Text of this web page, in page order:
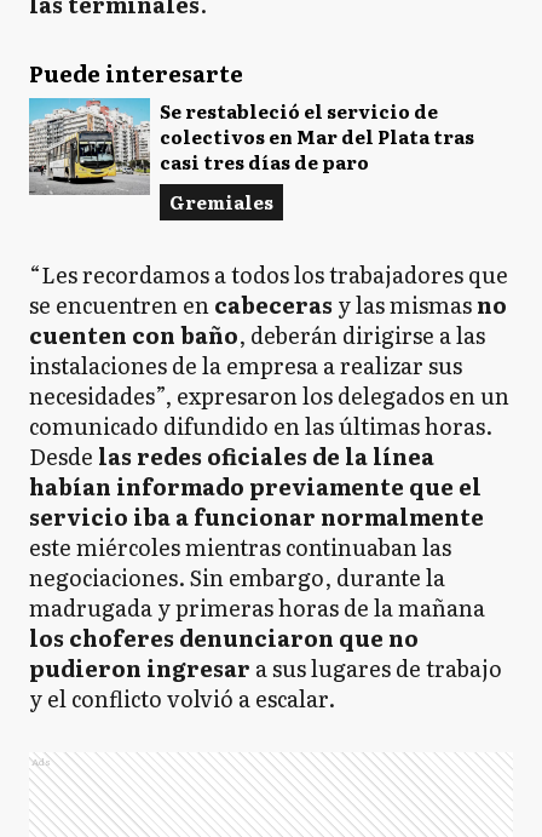
Puede interesarte
Se restableció el servicio de
colectivos en Mar del Plata tras
casi tres días de paro
Gremiales
“Les recordamos a todos los trabajadores que
se encuentren encabeceras y las mismasno
cuenten con baño, deberán dirigirse a las
instalaciones de la empresa a realizar sus
necesidades”, expresaron los delegados en un
comunicado difundido en las últimas horas.
Desde las redes oficiales de la línea
habían informado previamente que el
servicio iba a funcionar normalmente
este miércoles mientras continuaban las
negociaciones. Sin embargo, durante la
madrugada y primeras horas de la mañana
los choferes denunciaron que no
pudieron ingresar a sus lugares de trabajo
y el conflicto volvió a escalar.
Ads